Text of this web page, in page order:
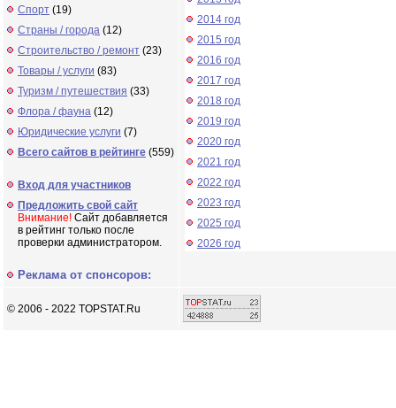
Спорт (19)
Страны / города (12)
Строительство / ремонт (23)
Товары / услуги (83)
Туризм / путешествия (33)
Флора / фауна (12)
Юридические услуги (7)
Всего сайтов в рейтинге (559)
Вход для участников
Предложить свой сайт
Внимание! Сайт добавляется
в рейтинг только после
проверки администратором.
Реклама от спонсоров:
2014 год
2015 год
2016 год
2017 год
2018 год
2019 год
2020 год
2021 год
2022 год
2023 год
2025 год
2026 год
© 2006 - 2022 TOPSTAT.Ru